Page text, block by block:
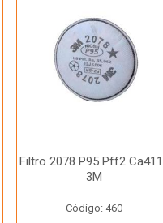
Filtro 2078 P95 Pff2
3M
Código: 460